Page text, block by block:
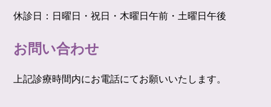
休診日：日曜日・祝日・木曜日午前・土曜日午後
お問い合わせ
上記診療時間内にお電話にてお願いいたします。